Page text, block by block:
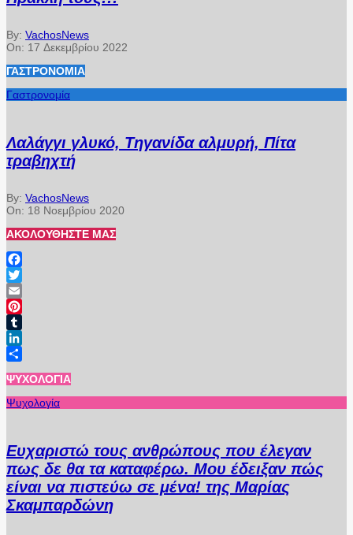
By: VachosNews
On: 17 Δεκεμβρίου 2022
ΓΑΣΤΡΟΝΟΜΊΑ
Γαστρονομία
Λαλάγγι γλυκό, Τηγανίδα αλμυρή, Πίτα
τραβηχτή
By: VachosNews
On: 18 Νοεμβρίου 2020
ΑΚΟΛΟΥΘΉΣΤΕ ΜΑΣ
Facebook
Twitter
Email
Pinterest
Tumblr
LinkedIn
ΨΥΧΟΛΟΓΊΑ
Ψυχολογία
Ευχαριστώ τους ανθρώπους που έλεγαν
πως δε θα τα καταφέρω. Μου έδειξαν πώς
είναι να πιστεύω σε μένα! της Μαρίας
Σκαμπαρδώνη